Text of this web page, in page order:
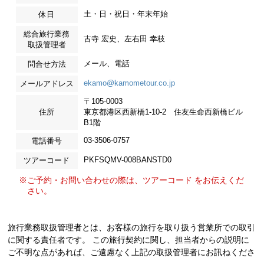
休日 土・日・祝日・年末年始
総合旅行業務
取扱管理者
古寺 宏史、左右田 幸枝
問合せ方法 メール、電話
メールアドレス ekamo@kamometour.co.jp
住所
〒105-0003
東京都港区西新橋1-10-2 住友生命西新橋ビル
B1階
電話番号 03-3506-0757
ツアーコード PKFSQMV-008BANSTD0
※ご予約・お問い合わせの際は、ツアーコード をお伝えくだ
さい。
旅行業務取扱管理者とは、お客様の旅行を取り扱う営業所での取引
に関する責任者です。 この旅行契約に関し、担当者からの説明に
ご不明な点があれば、ご遠慮なく上記の取扱管理者にお訊ねくださ